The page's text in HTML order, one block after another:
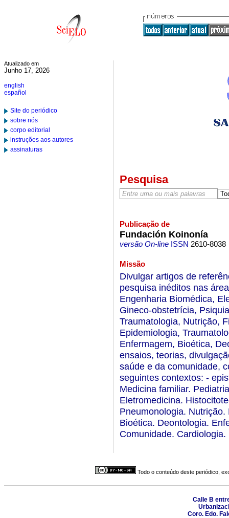
Atualizado em
Junho 17, 2026
english
español
Site do periódico
sobre nós
corpo editorial
instruções aos autores
assinaturas
Pesquisa
Publicação de
Fundación Koinonía
versão On-lineISSN 2610-8038
Missão
Divulgar artigos de
pesquisa inéditos nas
Engenharia Biomédica,
Gineco-obstetrícia,
Traumatologia, Nutrição,
Epidemiologia,
Enfermagem, Bioética,
ensaios, teorias,
saúde e da comunidade,
seguintes contextos: -
Medicina familiar.
Eletromedicina.
Pneumonologia.
Bioética. Deontologia.
Comunidade. Cardiologia.
Todo o conteúdo deste periódico,
Calle B
Coro. Edo.